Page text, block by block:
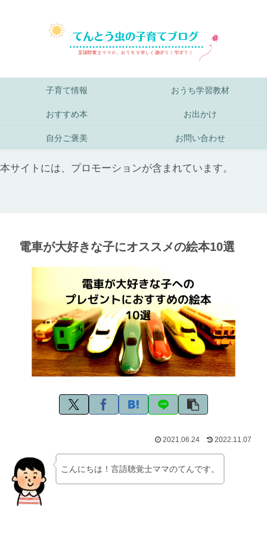
子育て情報 おうち学習教材
おすすめ本 お出かけ
自分ご褒美 お問い合わせ
本サイトには、プロモーションが含まれています。
電車が大好きな子にオススメの絵本10選
2021.06.24 2022.11.07
こんにちは！言語聴覚士ママのてんです。